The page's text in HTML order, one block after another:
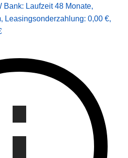
Bank: Laufzeit 48 Monate,
, Leasingsonderzahlung: 0,00 €,